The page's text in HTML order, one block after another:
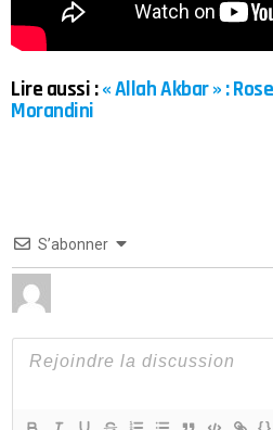
Lire aussi :« Allah Akbar » :
Morandini
S’abonner